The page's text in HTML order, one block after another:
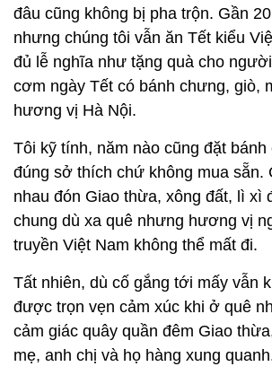
đâu cũng không bị pha trộn. Gần
nhưng chúng tôi vẫn ăn Tết kiểu
đủ lễ nghĩa như tặng quà cho
cơm ngày Tết có bánh chưng, giò,
hương vị Hà Nội.
Tôi kỹ tính, năm nào cũng đặt
đúng sở thích chứ không mua sẵn.
nhau đón Giao thừa, xông đất, lì xì
chung dù xa quê nhưng hương vị
truyền Việt Nam không thể mất đi.
Tất nhiên, dù cố gắng tới mấy vẫn
được trọn vẹn cảm xúc khi ở quê
cảm giác quây quần đêm Giao
mẹ, anh chị và họ hàng xung